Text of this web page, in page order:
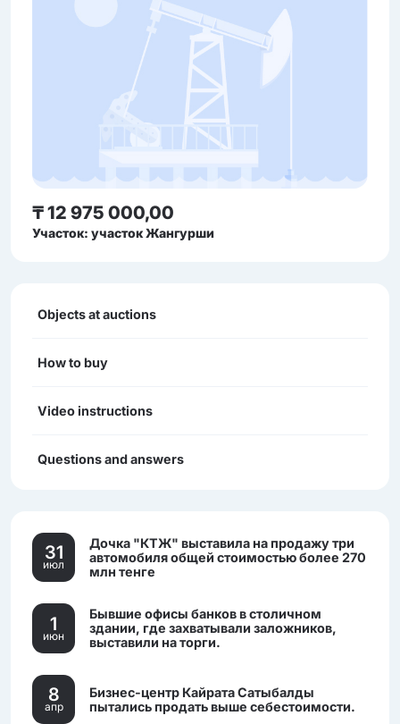
₸ 12 975 000,00
Участок: участок Жангурши
Objects at auctions
How to buy
Video instructions
Questions and answers
31
июл
Дочка "КТЖ" выставила на продажу три
автомобиля общей стоимостью более 270
млн тенге
1
июн
Бывшие офисы банков в столичном
здании, где захватывали заложников,
выставили на торги.
8
апр
Бизнес-центр Кайрата Сатыбалды
пытались продать выше себестоимости.